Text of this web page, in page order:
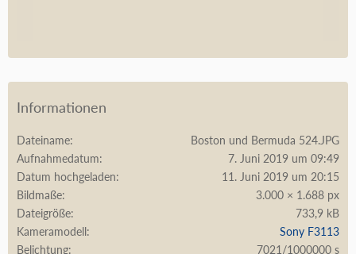
Informationen
Dateiname
Boston und Bermuda 524.JPG
Aufnahmedatum
7. Juni 2019 um 09:49
Datum hochgeladen
11. Juni 2019 um 20:15
Bildmaße
3.000 × 1.688 px
Dateigröße
733,9 kB
Kameramodell
Sony F3113
Belichtung
7021/1000000 s